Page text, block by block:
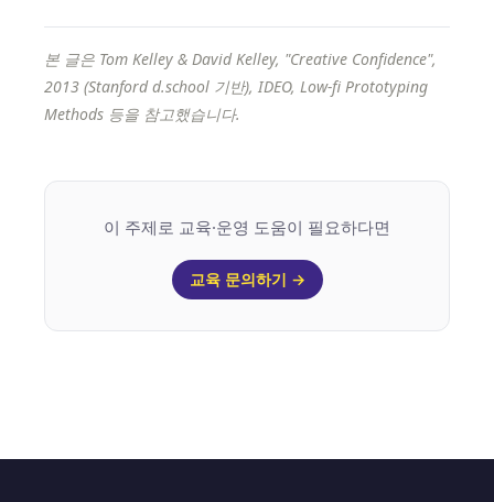
본 글은 Tom Kelley & David Kelley, "Creative Confidence",
2013 (Stanford d.school 기반), IDEO, Low-fi Prototyping
Methods 등을 참고했습니다.
이 주제로 교육·운영 도움이 필요하다면
교육 문의하기 →